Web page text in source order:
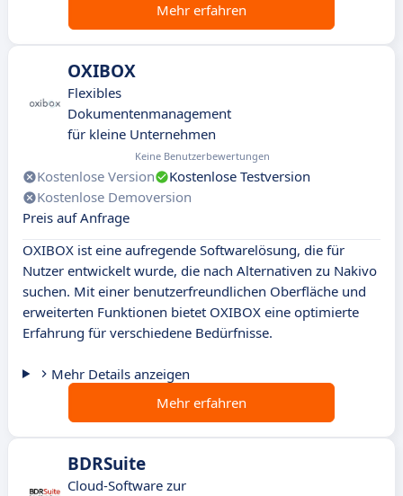
Mehr erfahren
OXIBOX
Flexibles
Dokumentenmanagement
für kleine Unternehmen
Keine Benutzerbewertungen
Kostenlose Version
Kostenlose Testversion
Kostenlose Demoversion
Preis auf Anfrage
OXIBOX ist eine aufregende Softwarelösung, die für
Nutzer entwickelt wurde, die nach Alternativen zu Nakivo
suchen. Mit einer benutzerfreundlichen Oberfläche und
erweiterten Funktionen bietet OXIBOX eine optimierte
Erfahrung für verschiedene Bedürfnisse.
Mehr Details anzeigen
Mehr erfahren
BDRSuite
Cloud-Software zur